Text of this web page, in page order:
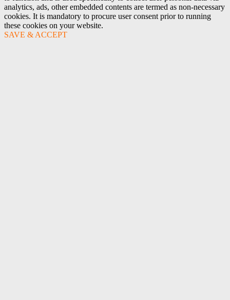
analytics, ads, other embedded contents are termed as non-necessary
cookies. It is mandatory to procure user consent prior to running
these cookies on your website.
SAVE & ACCEPT